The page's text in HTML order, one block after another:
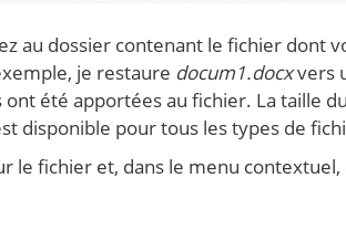
au dossier contenant le fichier dont
je restaure docum1.docxvers
été apportées au fichier. La taille
disponible pour tous les types de
le fichier et, dans le menu contextuel,